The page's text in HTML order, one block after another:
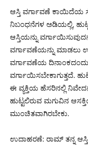
ಆಸ್ತಿ ವರ್ಗಾವಣೆ ಕಾಯಿದೆಯ
ನಿಬಂಧನೆಗಳ ಅಡಿಯಲ್ಲಿ,
ಆಸ್ತಿಯನ್ನು
ವರ್ಗಾವಣೆಯನ್ನು ಮಾಡಲು
ವರ್ಗಾವಣೆಯ ದಿನಾಂಕದಂದು
ವರ್ಗಾಯಿಸಬೇಕಾಗುತ್ತದೆ.
ಈ ವ್ಯಕ್ತಿಯ ಹೆಸರಿನಲ್ಲಿ
ಹುಟ್ಟಲಿರುವ ಮಗುವಿನ
ಮುಂಚಿತವಾಗಿರಬೇಕು.
ಉದಾಹರಣೆ: ರಾಮ್ ತನ್ನ